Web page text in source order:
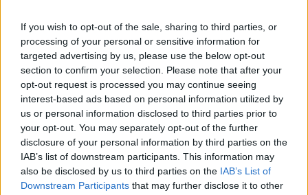
If you wish to opt-out of the sale, sharing to third parties, or
processing of your personal or sensitive information for
targeted advertising by us, please use the below opt-out
section to confirm your selection. Please note that after your
opt-out request is processed you may continue seeing
interest-based ads based on personal information utilized by
us or personal information disclosed to third parties prior to
your opt-out. You may separately opt-out of the further
disclosure of your personal information by third parties on the
IAB’s list of downstream participants. This information may
also be disclosed by us to third parties on the IAB’s List of
Downstream Participants that may further disclose it to other
Concert/Live
⇑
Paroles Téléchargement
Vidéos
Commentaires
chanson francaise variete francaise chanson a texte
Dire «merci» pour cette traduction Corriger une erreur